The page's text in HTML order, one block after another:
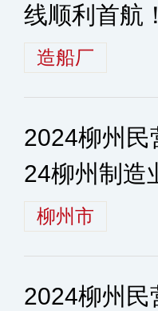
线顺利首航！
造船厂
2024柳州民
24柳州制造
柳州市
2024柳州民